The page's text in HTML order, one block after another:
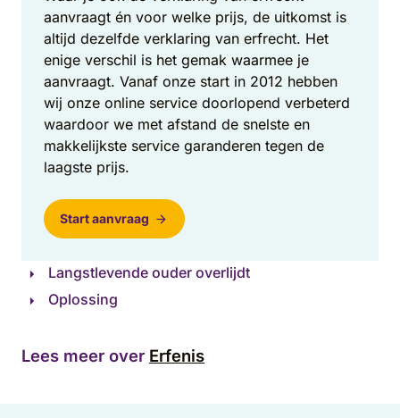
aanvraagt én voor welke prijs, de uitkomst is
altijd dezelfde verklaring van erfrecht. Het
enige verschil is het gemak waarmee je
aanvraagt. Vanaf onze start in 2012 hebben
wij onze online service doorlopend verbeterd
waardoor we met afstand de snelste en
makkelijkste service garanderen tegen de
laagste prijs.
Start aanvraag
Langstlevende ouder overlijdt
Oplossing
Lees meer over Erfenis